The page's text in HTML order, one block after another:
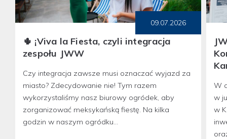
🌵 ¡Viva la Fiesta, czyli integracja
zespołu JWW
09.07.2026
Czy integracja zawsze musi oznaczać wyjazd za
miasto? Zdecydowanie nie! Tym razem
wykorzystaliśmy nasz biurowy ogródek, aby
zorganizować meksykańską fiestę. Na kilka
godzin w naszym ogródku...
W
w
w